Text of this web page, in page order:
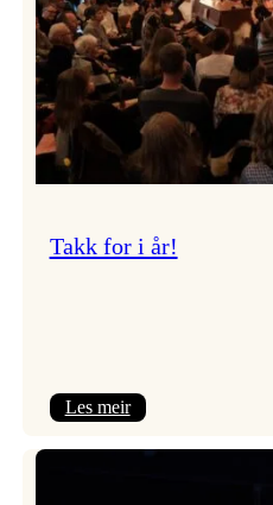
administrasjonen
Takk for i år!
Les meir: